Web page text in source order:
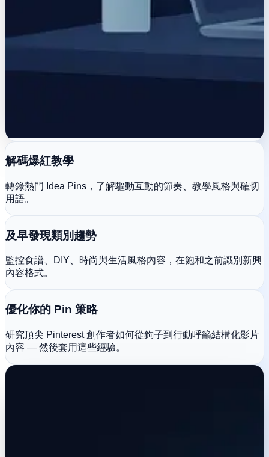
解碼爆紅教學
轉錄熱門 Idea Pins，了解驅動互動的節奏、教學風格與確切
用語。
及早發現類別趨勢
監控食譜、DIY、時尚與生活風格內容，在飽和之前識別新興
內容格式。
優化你的 Pin 策略
研究頂尖 Pinterest 創作者如何從鉤子到行動呼籲結構化影片
內容 — 然後套用這些經驗。